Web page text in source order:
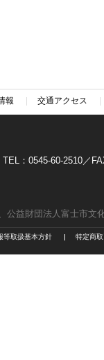
報 交通アクセス
：0545-60-2510／
公益財団法人富士市文
等取扱基本方針 特定商